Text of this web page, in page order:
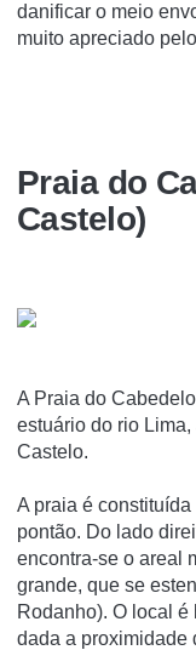
danificar o meio
muito apreciado
Praia do
Castelo)
A Praia do
estuário do rio
Castelo.
A praia é
pontão. Do lado
encontra-se o areal
grande, que se
Rodanho). O local
dada a proximidade